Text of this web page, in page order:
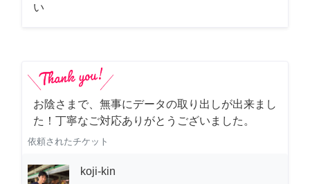
い
お陰さまで、無事にデータの取り出しが出来まし
た！丁寧なご対応ありがとうございました。
依頼されたチケット
koji-kin